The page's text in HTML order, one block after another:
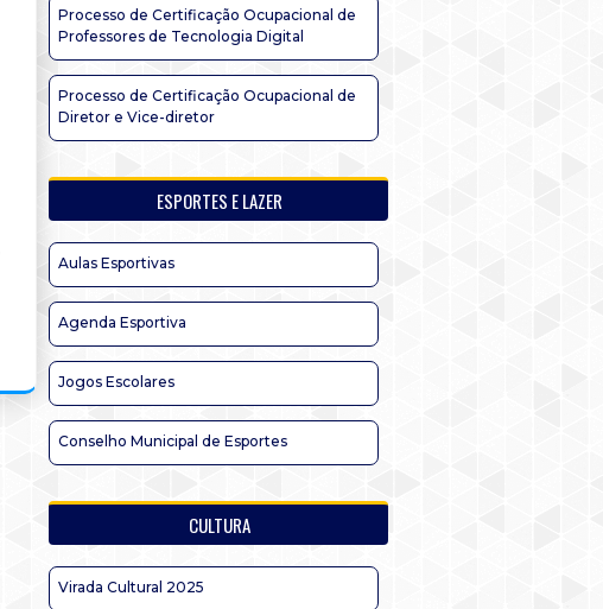
Processo de Certificação Ocupacional de
Professores de Tecnologia Digital
Processo de Certificação Ocupacional de
Diretor e Vice-diretor
ESPORTES E LAZER
Aulas Esportivas
Agenda Esportiva
Jogos Escolares
Conselho Municipal de Esportes
CULTURA
Virada Cultural 2025